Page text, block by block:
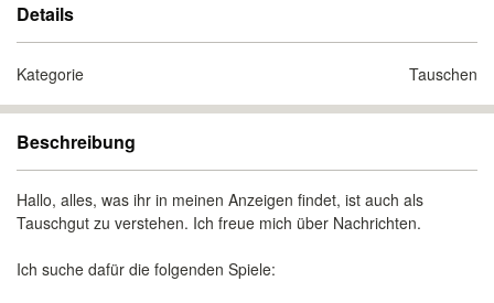
Details
Kategorie Tauschen
Beschreibung
Hallo, alles, was ihr in meinen Anzeigen findet, ist auch als
Tauschgut zu verstehen. Ich freue mich über Nachrichten.
Ich suche dafür die folgenden Spiele: